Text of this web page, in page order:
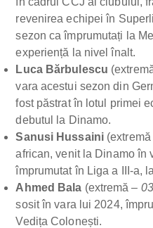
revenirea echipei în
sezon ca împrumutați la
experiență la nivel înalt.
Luca Bărbulescu
vara acestui sezon din
fost păstrat în lotul primei
debutul la Dinamo.
Sanusi Hussaini
african, venit la Dinamo în
împrumutat în Liga a III-a,
Ahmed Bala (extremă –
sosit în vara lui 2024,
Vedița Colonești.